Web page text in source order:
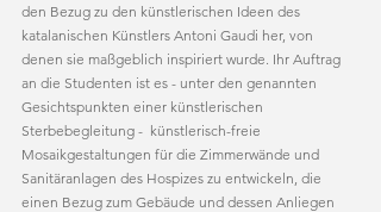
den Bezug zu den künstlerischen Ideen des
katalanischen Künstlers Antoni Gaudi her, von
denen sie maßgeblich inspiriert wurde. Ihr Auftrag
an die Studenten ist es - unter den genannten
Gesichtspunkten einer künstlerischen
Sterbebegleitung -  künstlerisch-freie
Mosaikgestaltungen für die Zimmerwände und
Sanitäranlagen des Hospizes zu entwickeln, die
einen Bezug zum Gebäude und dessen Anliegen